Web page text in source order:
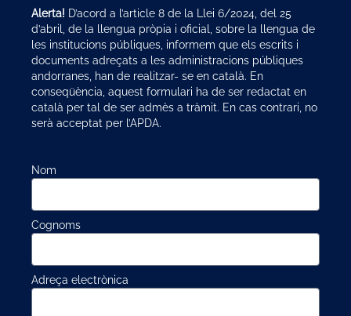
Alerta! D’acord a l’article 8 de la Llei 6/2024, del 25
d’abril, de la llengua pròpia i oficial, sobre la llengua de
les institucions públiques, informem que els escrits i
documents adreçats a les administracions públiques
andorranes, han de realitzar- se en català. En
conseqüència, aquest formulari ha de ser redactat en
català per tal de ser admès a tràmit. En cas contrari, no
serà acceptat per l’APDA.
Nom
Cognoms
Adreça electrònica